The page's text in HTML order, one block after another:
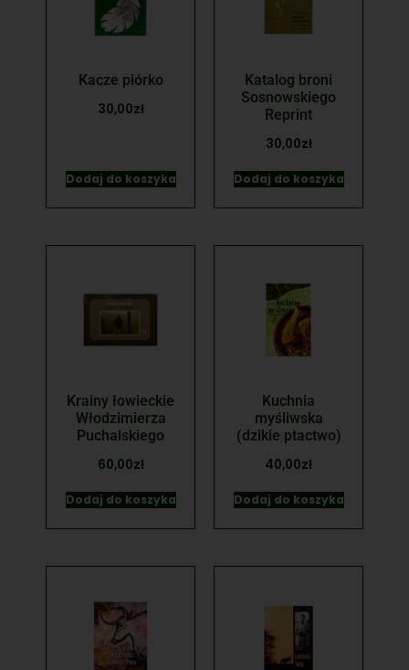
Kacze piórko
30,00zł
Dodaj do koszyka
Katalog broni
Sosnowskiego
Reprint
30,00zł
Dodaj do koszyka
Krainy łowieckie
Włodzimierza
Puchalskiego
60,00zł
Dodaj do koszyka
Kuchnia
myśliwska
(dzikie ptactwo)
40,00zł
Dodaj do koszyka